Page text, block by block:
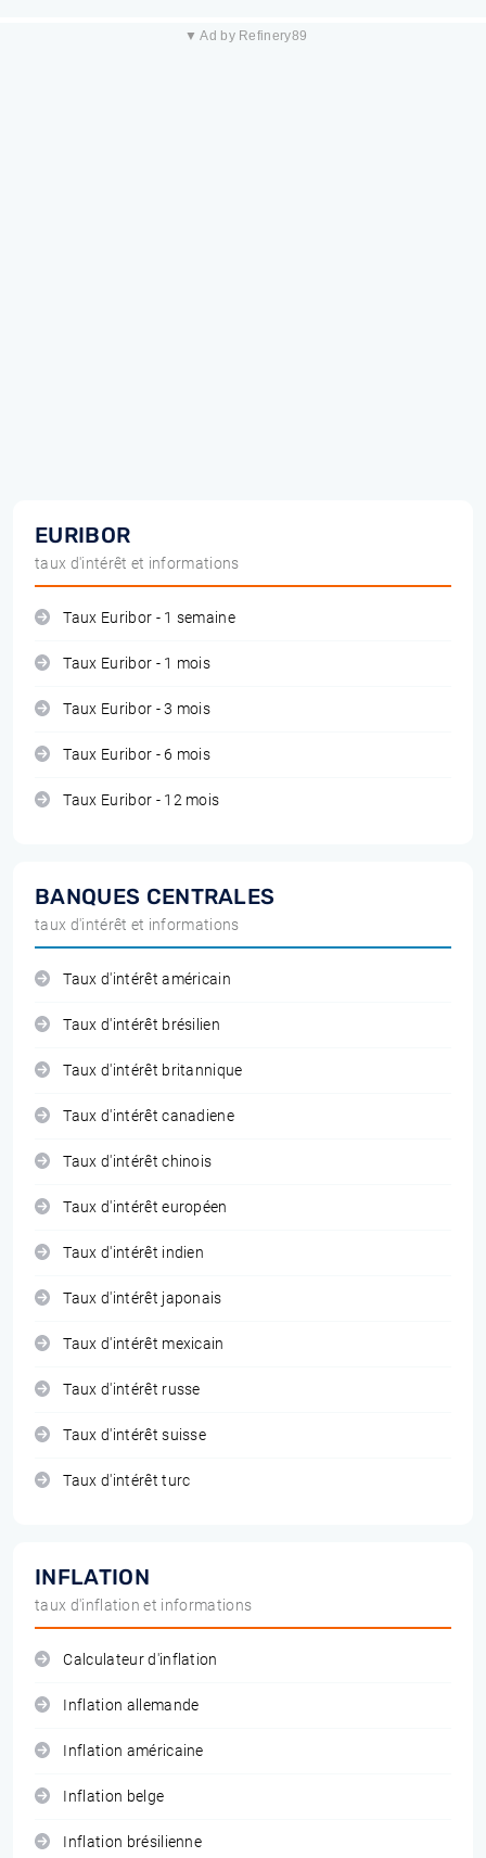
▼ Ad by Refinery89
EURIBOR
taux d'intérêt et informations
Taux Euribor - 1 semaine
Taux Euribor - 1 mois
Taux Euribor - 3 mois
Taux Euribor - 6 mois
Taux Euribor - 12 mois
BANQUES CENTRALES
taux d'intérêt et informations
Taux d'intérêt américain
Taux d'intérêt brésilien
Taux d'intérêt britannique
Taux d'intérêt canadiene
Taux d'intérêt chinois
Taux d'intérêt européen
Taux d'intérêt indien
Taux d'intérêt japonais
Taux d'intérêt mexicain
Taux d'intérêt russe
Taux d'intérêt suisse
Taux d'intérêt turc
INFLATION
taux d'inflation et informations
Calculateur d'inflation
Inflation allemande
Inflation américaine
Inflation belge
Inflation brésilienne